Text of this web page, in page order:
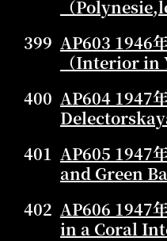
（
399 AP603 1946
（Interior in
400 AP604
401 AP605 1947
and Green
402 AP606 1947
in a Coral